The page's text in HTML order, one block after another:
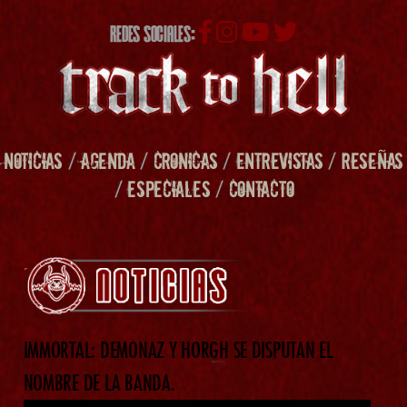
REDES SOCIALES:
NOTICIAS /AGENDA/ CRONICAS/ENTREVISTAS/RESEÑAS
/ESPECIALES/ CONTACTO
IMMORTAL: DEMONAZ Y HORGH SE DISPUTAN EL
NOMBRE DE LA BANDA.